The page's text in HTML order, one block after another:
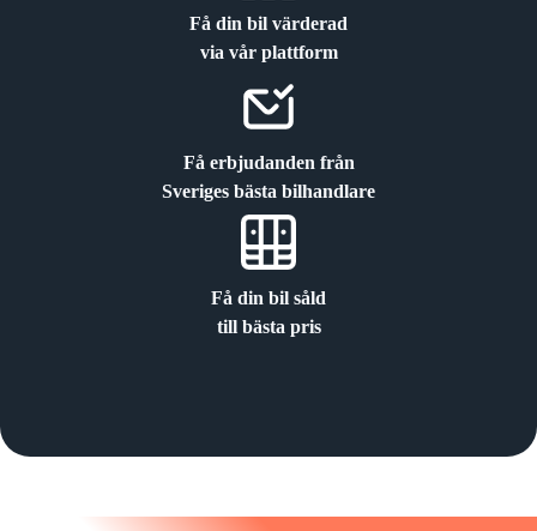
Få din bil värderad
via vår plattform
Få erbjudanden från
Sveriges bästa bilhandlare
Få din bil såld
till bästa pris